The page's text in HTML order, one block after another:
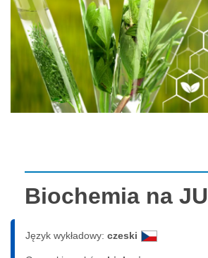
Biochemia na JU
Język wykładowy: czeski